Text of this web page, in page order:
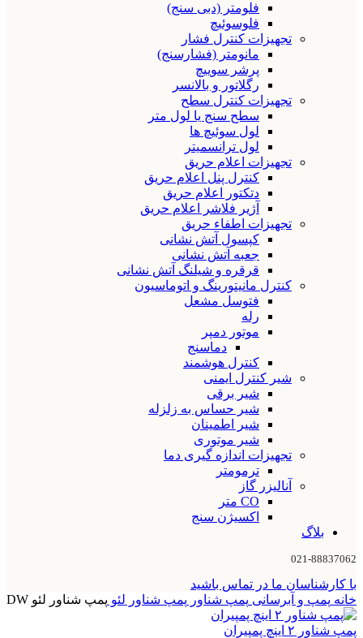
فلومتر (دبی سنج)
فلوسوئیچ
تجهیزات کنترل فشار
مانومتر (فشارسنج)
پرشر سوییچ
رگلاتور و بالانسر
تجهیزات کنترل سطح
سطح سنج یا لول متر
لول سوئیچ ها
لول ترانسمیتر
تجهیزات اعلام حریق
کنترل پنل اعلام حریق
دتکتور اعلام حریق
آژیر فلاشر اعلام حریق
تجهیزات اطفاء حریق
کپسول آتش نشانی
جعبه آتش نشانی
قرقره و شیلنگ آتش نشانی
کنترل مانیتورینگ و اتوماسیون
فتوسل مشعل
رله
موتور دمپر
دماسنج
کنترل هوشمند
شیر کنترل ایمنی
شیر برقی
شیر حساس به زلزله
شیر اطمینان
شیر موتوری
تجهیزات اندازه گیری دما
ترمومتر
آنالیزر گاز
CO متر
اکسیژن سنج
بلاگ
021-88837062
با کارشناسان ما در تماس باشید
خانه پمپ و آبرسانی پمپ شناور پمپ شناور لئو پمپ شناور لئو DW
پمپ شناور ۲ اینچ پمپیران